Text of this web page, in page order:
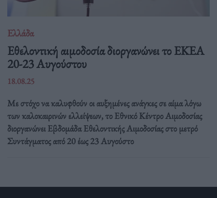
Ελλάδα
Eθελοντική αιμοδοσία διοργανώνει το ΕΚΕΑ
20-23 Αυγούστου
18.08.25
Με στόχο να καλυφθούν οι αυξημένες ανάγκες σε αίμα λόγω
των καλοκαιρινών ελλείψεων, το Εθνικό Κέντρο Αιμοδοσίας
διοργανώνει Εβδομάδα Εθελοντικής Αιμοδοσίας στο μετρό
Συντάγματος από 20 έως 23 Αυγούστο